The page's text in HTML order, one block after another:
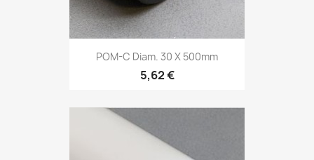
POM-C Diam. 30 X 500mm
5,62 €